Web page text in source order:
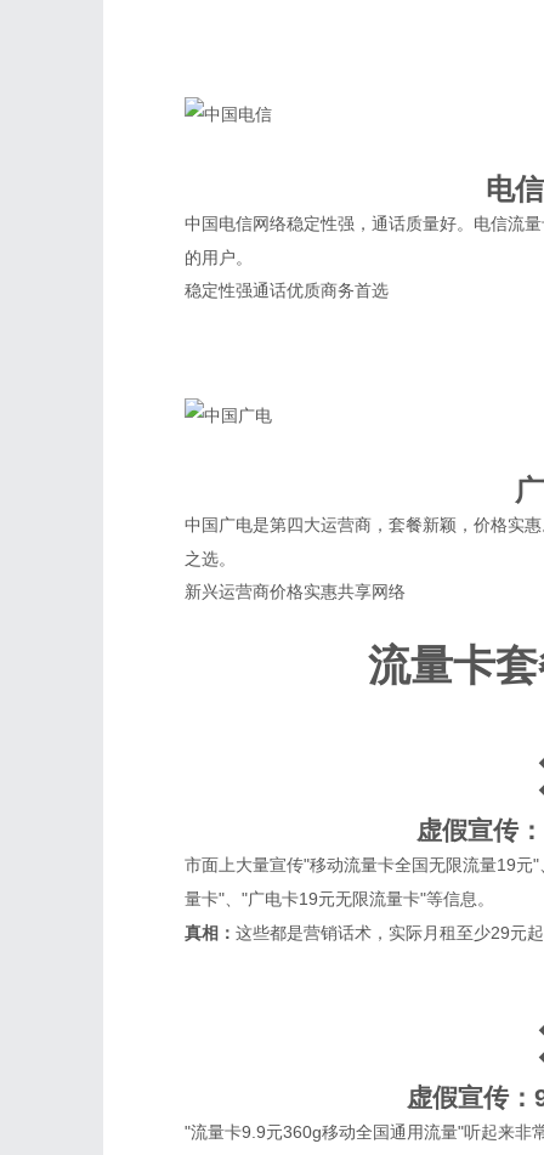
电
中国电信网络稳定性强，通话质量好。电信流
的用户。
稳定性强通话优质商务首选
中国广电是第四大运营商，套餐新颖，价格实
之选。
新兴运营商价格实惠共享网络
流量卡
虚假宣传
市面上大量宣传"移动流量卡全国无限流量19
量卡"、"广电卡19元无限流量卡"等信息。
真相： 这些都是营销话术，实际月租至少29元
虚假宣传：
"流量卡9.9元360g移动全国通用流量"听起来非